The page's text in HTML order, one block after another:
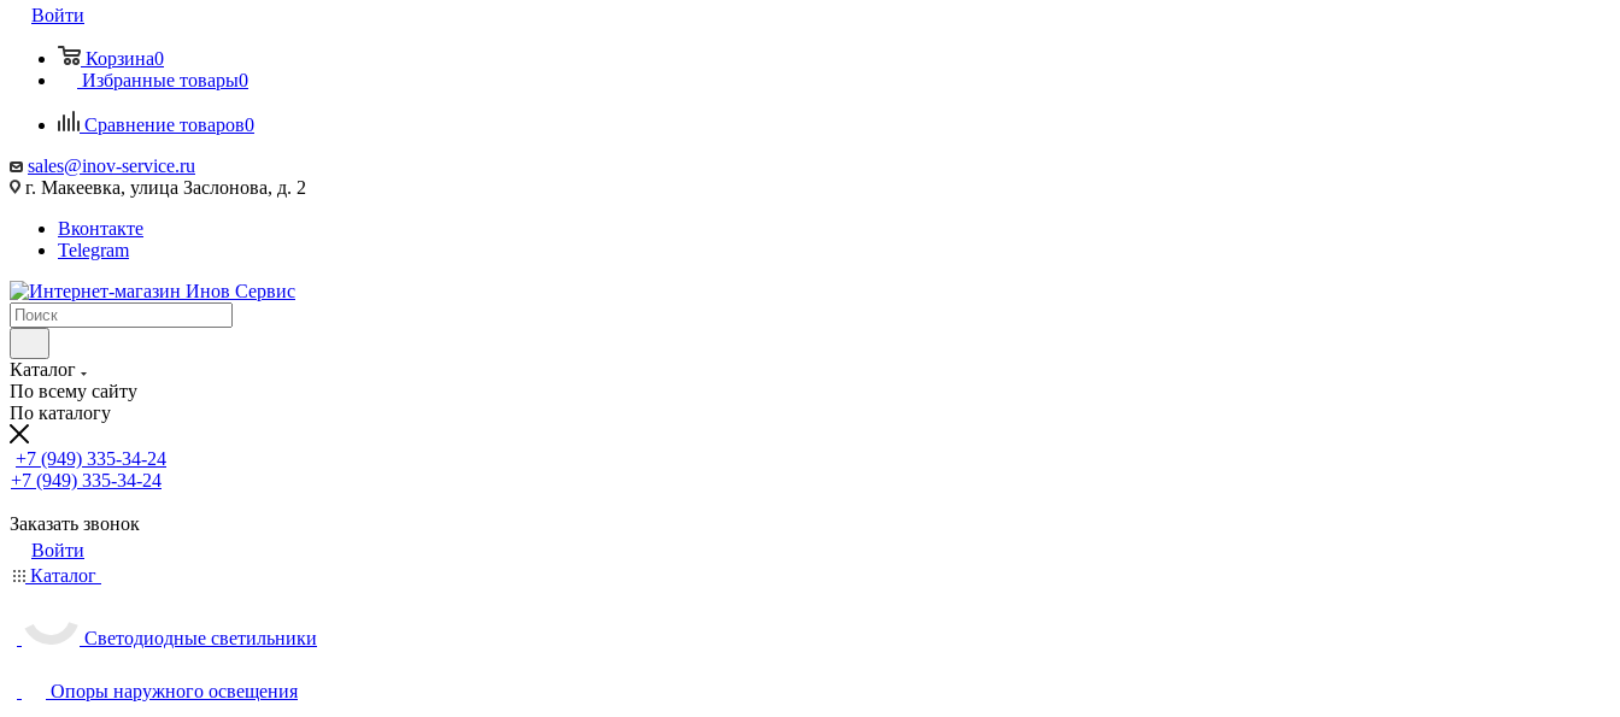
Войти
Корзина0
Избранные товары0
Сравнение товаров0
sales@inov-service.ru
г. Макеевка, улица Заслонова, д. 2
Вконтакте
Telegram
Каталог
По всему сайту
По каталогу
+7 (949) 335-34-24
+7 (949) 335-34-24
Заказать звонок
Войти
Каталог
Светодиодные светильники
Опоры наружного освещения